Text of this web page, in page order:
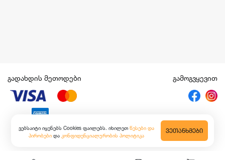
ვებსაიტი იყენებს Cookies ფაილებს. იხილეთ წესები და
პირობები და კონფიდენციალურობის პოლიტიკა
ᲕᲔᲗᲐᲜᲮᲛᲔᲑᲘ
გადახდის მეთოდები გამოგვყევით